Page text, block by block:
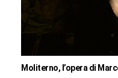
Moliterno, l’opera di